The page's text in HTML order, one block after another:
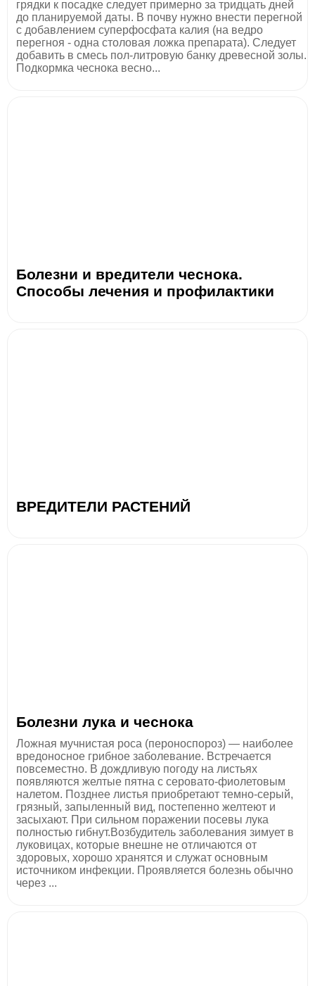
грядки к посадке следует примерно за тридцать дней
до планируемой даты. В почву нужно внести перегной
с добавлением суперфосфата калия (на ведро
перегноя - одна столовая ложка препарата). Следует
добавить в смесь пол-литровую банку древесной золы.
Подкормка чеснока весно...
Болезни и вредители чеснока.
Способы лечения и профилактики
ВРЕДИТЕЛИ РАСТЕНИЙ
Болезни лука и чеснока
Ложная мучнистая роса (пероноспороз) — наиболее
вредоносное грибное заболевание. Встречается
повсеместно. В дождливую погоду на листьях
появляются желтые пятна с серовато-фиолетовым
налетом. Позднее листья приобретают темно-серый,
грязный, запыленный вид, постепенно желтеют и
засыхают. При сильном поражении посевы лука
полностью гибнут.Возбудитель заболевания зимует в
луковицах, которые внешне не отличаются от
здоровых, хорошо хранятся и служат основным
источником инфекции. Проявляется болезнь обычно
через ...